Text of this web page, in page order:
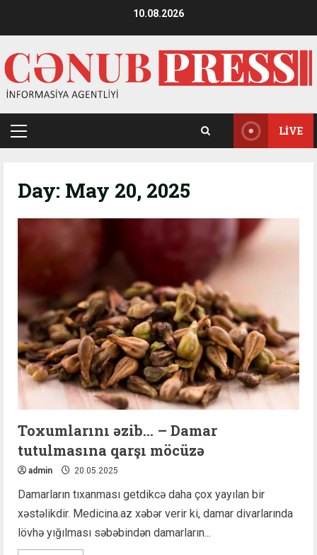
10.08.2026
Primary
LIVE
Day: May 20, 2025
Toxumlarını əzib… – Damar
tutulmasına qarşı möcüzə
admin 20.05.2025
Damarların tıxanması getdikcə daha çox yayılan bir
xəstəlikdir. Medicina.az xəbər verir ki, damar divarlarında
lövhə yığılması səbəbindən damarların...